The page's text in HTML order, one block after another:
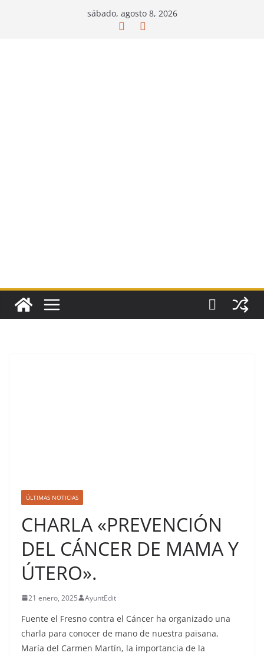
sábado, agosto 8, 2026
ÚLTIMAS NOTICIAS
CHARLA «PREVENCIÓN
DEL CÁNCER DE MAMA Y
ÚTERO».
21 enero, 2025 AyuntEdit
Fuente el Fresno contra el Cáncer ha organizado una
charla para conocer de mano de nuestra paisana,
María del Carmen Martín, la importancia de la